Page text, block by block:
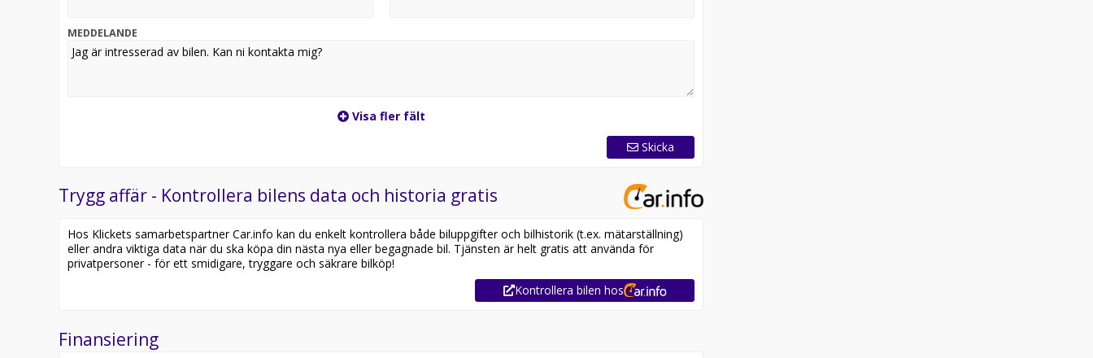
MEDDELANDE
Visa fler fält
Skicka
Trygg affär - Kontrollera bilens data och historia gratis
Hos Klickets samarbetspartner Car.info kan du enkelt kontrollera både biluppgifter och bilhistorik (t.ex. mätarställning)
eller andra viktiga data när du ska köpa din nästa nya eller begagnade bil. Tjänsten är helt gratis att använda för
privatpersoner - för ett smidigare, tryggare och säkrare bilköp!
Kontrollera bilen hos
Finansiering